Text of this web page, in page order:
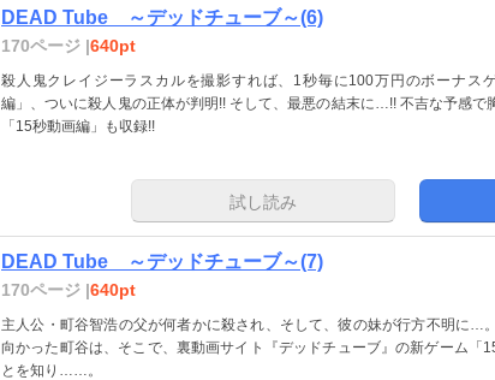
DEAD Tube ～デッドチューブ～(6)
170ページ |640pt
殺人鬼クレイジーラスカルを撮影すれば、1秒毎に100万円のボーナ
編」、ついに殺人鬼の正体が判明!! そして、最悪の結末に…!! 不吉な予感で
「15秒動画編」も収録!!
試し読み
DEAD Tube ～デッドチューブ～(7)
170ページ |640pt
主人公・町谷智浩の父が何者かに殺され、そして、彼の妹が行方不明に…
向かった町谷は、そこで、裏動画サイト『デッドチューブ』の新ゲーム「
とを知り……。